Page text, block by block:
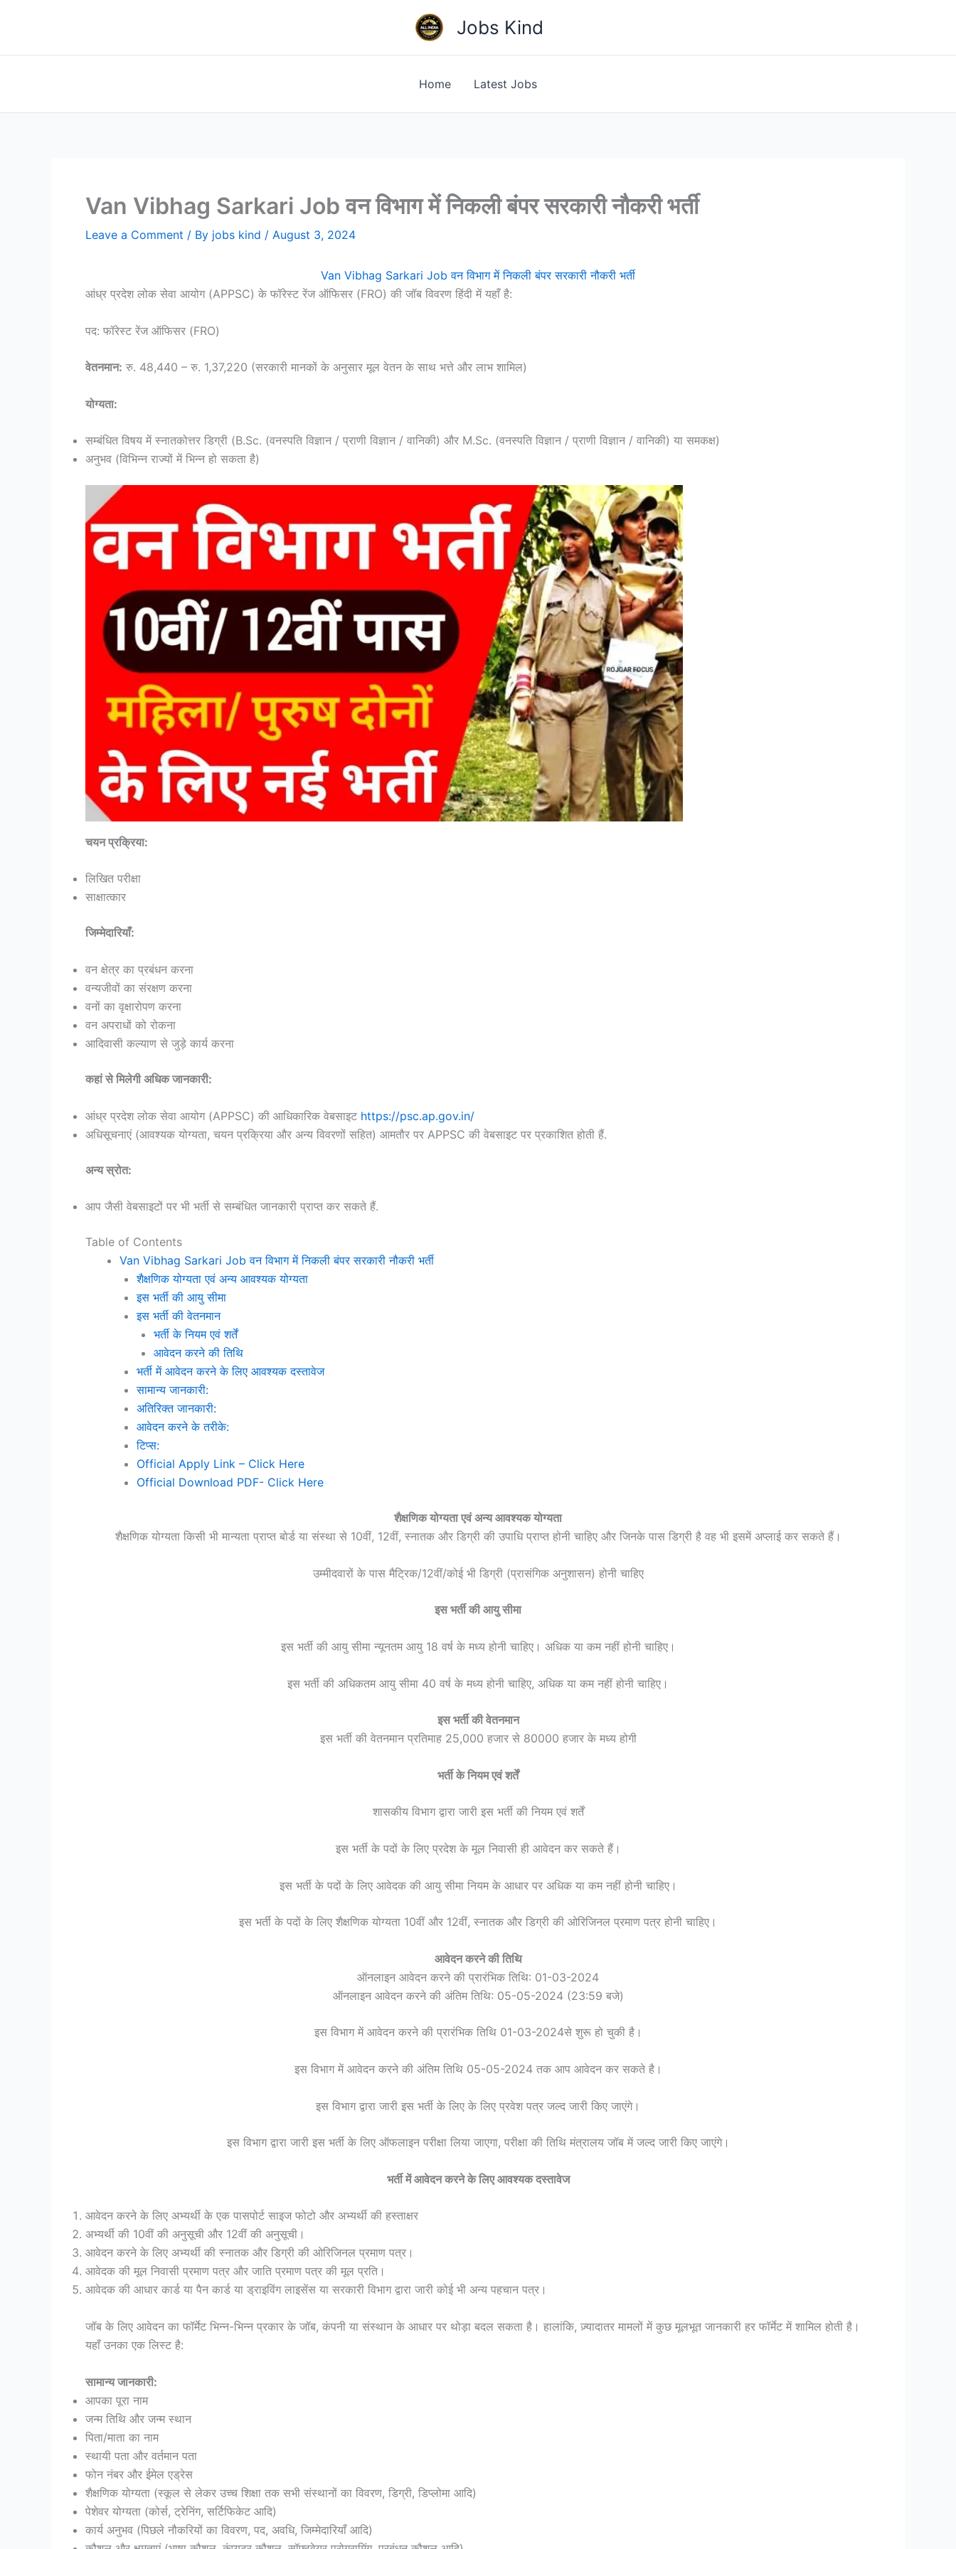
Jobs Kind
Home Latest Jobs
Van Vibhag Sarkari Job वन विभाग में निकली बंपर सरकारी नौकरी भर्ती
Leave a Comment / By jobs kind / August 3, 2024
Van Vibhag Sarkari Job वन विभाग में निकली बंपर सरकारी नौकरी भर्ती
आंध्र प्रदेश लोक सेवा आयोग (APPSC) के फॉरेस्ट रेंज ऑफिसर (FRO) की जॉब विवरण हिंदी में यहाँ है:
पद: फॉरेस्ट रेंज ऑफिसर (FRO)
वेतनमान: रु. 48,440 – रु. 1,37,220 (सरकारी मानकों के अनुसार मूल वेतन के साथ भत्ते और लाभ शामिल)
योग्यता:
सम्बंधित विषय में स्नातकोत्तर डिग्री (B.Sc. (वनस्पति विज्ञान / प्राणी विज्ञान / वानिकी) और M.Sc. (वनस्पति विज्ञान / प्राणी विज्ञान / वानिकी) या समकक्ष)
अनुभव (विभिन्न राज्यों में भिन्न हो सकता है)
चयन प्रक्रिया:
लिखित परीक्षा
साक्षात्कार
जिम्मेदारियाँ:
वन क्षेत्र का प्रबंधन करना
वन्यजीवों का संरक्षण करना
वनों का वृक्षारोपण करना
वन अपराधों को रोकना
आदिवासी कल्याण से जुड़े कार्य करना
कहां से मिलेगी अधिक जानकारी:
आंध्र प्रदेश लोक सेवा आयोग (APPSC) की आधिकारिक वेबसाइट https://psc.ap.gov.in/
अधिसूचनाएं (आवश्यक योग्यता, चयन प्रक्रिया और अन्य विवरणों सहित) आमतौर पर APPSC की वेबसाइट पर प्रकाशित होती हैं.
अन्य स्रोत:
आप जैसी वेबसाइटों पर भी भर्ती से सम्बंधित जानकारी प्राप्त कर सकते हैं.
Table of Contents
Van Vibhag Sarkari Job वन विभाग में निकली बंपर सरकारी नौकरी भर्ती
शैक्षणिक योग्यता एवं अन्य आवश्यक योग्यता
इस भर्ती की आयु सीमा
इस भर्ती की वेतनमान
भर्ती के नियम एवं शर्तें
आवेदन करने की तिथि
भर्ती में आवेदन करने के लिए आवश्यक दस्तावेज
सामान्य जानकारी:
अतिरिक्त जानकारी:
आवेदन करने के तरीके:
टिप्स:
Official Apply Link – Click Here
Official Download PDF- Click Here
शैक्षणिक योग्यता एवं अन्य आवश्यक योग्यता
शैक्षणिक योग्यता किसी भी मान्यता प्राप्त बोर्ड या संस्था से 10वीं, 12वीं, स्नातक और डिग्री की उपाधि प्राप्त होनी चाहिए और जिनके पास डिग्री है वह भी इसमें अप्लाई कर सकते हैं।
उम्मीदवारों के पास मैट्रिक/12वीं/कोई भी डिग्री (प्रासंगिक अनुशासन) होनी चाहिए
इस भर्ती की आयु सीमा
इस भर्ती की आयु सीमा न्यूनतम आयु 18 वर्ष के मध्य होनी चाहिए। अधिक या कम नहीं होनी चाहिए।
इस भर्ती की अधिकतम आयु सीमा 40 वर्ष के मध्य होनी चाहिए, अधिक या कम नहीं होनी चाहिए।
इस भर्ती की वेतनमान
इस भर्ती की वेतनमान प्रतिमाह 25,000 हजार से 80000 हजार के मध्य होगी
भर्ती के नियम एवं शर्तें
शासकीय विभाग द्वारा जारी इस भर्ती की नियम एवं शर्तें
इस भर्ती के पदों के लिए प्रदेश के मूल निवासी ही आवेदन कर सकते हैं।
इस भर्ती के पदों के लिए आवेदक की आयु सीमा नियम के आधार पर अधिक या कम नहीं होनी चाहिए।
इस भर्ती के पदों के लिए शैक्षणिक योग्यता 10वीं और 12वीं, स्नातक और डिग्री की ओरिजिनल प्रमाण पत्र होनी चाहिए।
आवेदन करने की तिथि
ऑनलाइन आवेदन करने की प्रारंभिक तिथि: 01-03-2024
ऑनलाइन आवेदन करने की अंतिम तिथि: 05-05-2024 (23:59 बजे)
इस विभाग में आवेदन करने की प्रारंभिक तिथि 01-03-2024से शुरू हो चुकी है।
इस विभाग में आवेदन करने की अंतिम तिथि 05-05-2024 तक आप आवेदन कर सकते है।
इस विभाग द्वारा जारी इस भर्ती के लिए के लिए प्रवेश पत्र जल्द जारी किए जाएंगे।
इस विभाग द्वारा जारी इस भर्ती के लिए ऑफलाइन परीक्षा लिया जाएगा, परीक्षा की तिथि मंत्रालय जॉब में जल्द जारी किए जाएंगे।
भर्ती में आवेदन करने के लिए आवश्यक दस्तावेज
आवेदन करने के लिए अभ्यर्थी के एक पासपोर्ट साइज फोटो और अभ्यर्थी की हस्ताक्षर
अभ्यर्थी की 10वीं की अनुसूची और 12वीं की अनुसूची।
आवेदन करने के लिए अभ्यर्थी की स्नातक और डिग्री की ओरिजिनल प्रमाण पत्र।
आवेदक की मूल निवासी प्रमाण पत्र और जाति प्रमाण पत्र की मूल प्रति।
आवेदक की आधार कार्ड या पैन कार्ड या ड्राइविंग लाइसेंस या सरकारी विभाग द्वारा जारी कोई भी अन्य पहचान पत्र।
जॉब के लिए आवेदन का फॉर्मेट भिन्न-भिन्न प्रकार के जॉब, कंपनी या संस्थान के आधार पर थोड़ा बदल सकता है। हालांकि, ज़्यादातर मामलों में कुछ मूलभूत जानकारी हर फॉर्मेट में शामिल होती है।
यहाँ उनका एक लिस्ट है:
सामान्य जानकारी:
आपका पूरा नाम
जन्म तिथि और जन्म स्थान
पिता/माता का नाम
स्थायी पता और वर्तमान पता
फोन नंबर और ईमेल एड्रेस
शैक्षणिक योग्यता (स्कूल से लेकर उच्च शिक्षा तक सभी संस्थानों का विवरण, डिग्री, डिप्लोमा आदि)
पेशेवर योग्यता (कोर्स, ट्रेनिंग, सर्टिफिकेट आदि)
कार्य अनुभव (पिछले नौकरियों का विवरण, पद, अवधि, जिम्मेदारियाँ आदि)